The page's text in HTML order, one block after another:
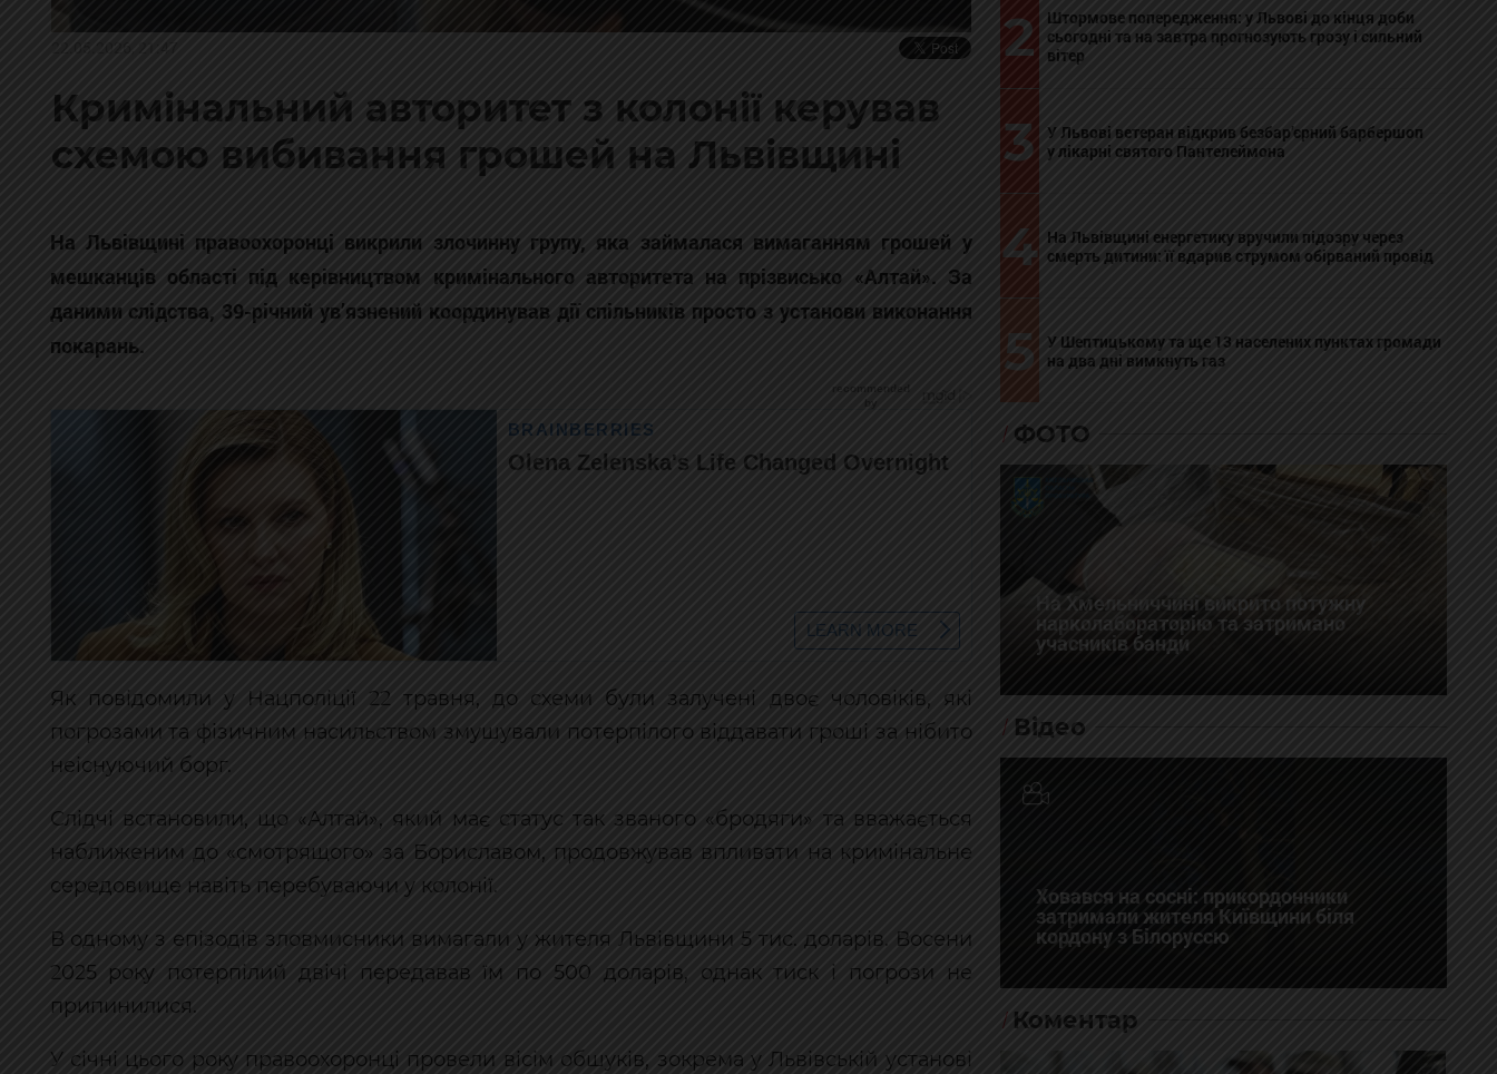
Кримінальний авторитет з колонії керував
схемою вибивання грошей на Львівщині
На Львівщині правоохоронці викрили злочинну групу, яка займалася вимаганням грошей у
мешканців області під керівництвом кримінального авторитета на прізвисько «Алтай». За
даними слідства, 39-річний ув’язнений координував дії спільників просто з установи виконання
покарань.
Як повідомили у Нацполіції 22 травня, до схеми були залучені двоє чоловіків, які
погрозами та фізичним насильством змушували потерпілого віддавати гроші за нібито
неіснуючий борг.
Слідчі встановили, що «Алтай», який має статус так званого «бродяги» та вважається
наближеним до «смотрящого» за Бориславом, продовжував впливати на кримінальне
середовище навіть перебуваючи у колонії.
В одному з епізодів зловмисники вимагали у жителя Львівщини 5 тис. доларів. Восени
2025 року потерпілий двічі передавав їм по 500 доларів, однак тиск і погрози не
припинилися.
У січні цього року правоохоронці провели вісім обшуків, зокрема у Львівській установі
2
Штормове попередження: у Львові до кінця доби
сьогодні та на завтра прогнозують грозу і сильний
вітер
3
У Львові ветеран відкрив безбар’єрний барбершоп
у лікарні святого Пантелеймона
4 На Львівщині енергетику вручили підозру через
смерть дитини: її вдарив струмом обірваний провід
5
У Шептицькому та ще 13 населених пунктах громади
на два дні вимкнуть газ
ФОТО
На Хмельниччині викрито потужну
нарколабораторію та затримано
учасників банди
Відео
Ховався на сосні: прикордонники
затримали жителя Київщини біля
кордону з Білоруссю
Коментар